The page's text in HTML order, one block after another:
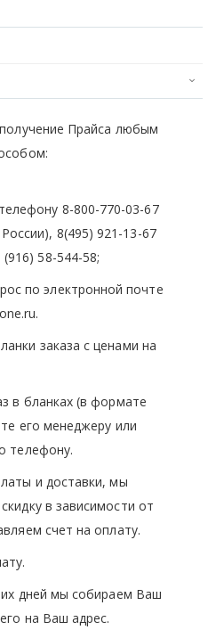
Прайса любым
8-800-770-03-67
8(495) 921-13-67
58-544-58;
по электронной почте
заказа с ценами на
в бланках (в формате
его менеджеру или
телефону.
и доставки, мы
в зависимости от
счет на оплату.
дней мы собираем Ваш
на Ваш адрес.